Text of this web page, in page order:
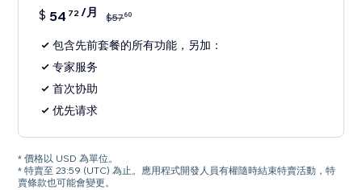
$ 54 72/月 $5760
包含先前套餐的所有功能，另加：
专家服务
首次协助
优先请求
* 價格以 USD 為單位。
* 特賣至 23:59 (UTC) 為止。應用程式開發人員有權隨時結束特賣活動，特
賣條款也可能會變更。